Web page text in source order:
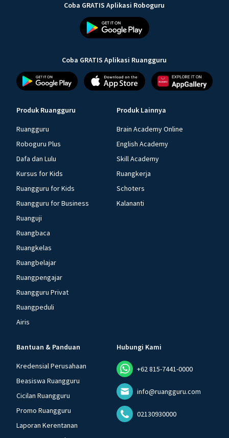
Coba GRATIS Aplikasi Roboguru
Coba GRATIS Aplikasi Ruangguru
Produk Ruangguru
Ruangguru
Roboguru Plus
Dafa dan Lulu
Kursus for Kids
Ruangguru for Kids
Ruangguru for Business
Ruanguji
Ruangbaca
Ruangkelas
Ruangbelajar
Ruangpengajar
Ruangguru Privat
Ruangpeduli
Airis
Produk Lainnya
Brain Academy Online
English Academy
Skill Academy
Ruangkerja
Schoters
Kalananti
Bantuan & Panduan
Kredensial Perusahaan
Beasiswa Ruangguru
Cicilan Ruangguru
Promo Ruangguru
Laporan Kerentanan
Hubungi Kami
+62 815-7441-0000
info@ruangguru.com
02130930000